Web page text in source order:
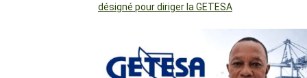
désigné pour diriger la GETESA